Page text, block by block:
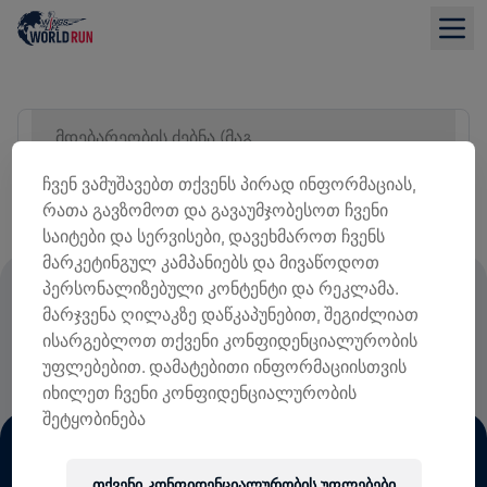
მდებარეობის ძებნა (მაგ. ქალაქი)
ᲡᲘᲘᲡ ᲜᲐᲮᲕᲐ
ᲡᲐᲠᲔᲒᲘᲡᲢᲠᲐᲪᲘᲝ ᲗᲐᲜᲮᲘᲡ 100% ᲖᲣᲠᲒᲘᲡ
ᲢᲕᲘᲜᲘᲡ ᲓᲐᲖᲘᲐᲜᲔᲑᲘᲡ ᲙᲕᲚᲔᲕᲐᲡ
ᲛᲝᲮᲛᲐᲠᲓᲔᲑᲐ
ჩვენ ვამუშავებთ თქვენს პირად ინფორმაციას,
რათა გავზომოთ და გავაუმჯობესოთ ჩვენი
საიტები და სერვისები, დავეხმაროთ ჩვენს
მარკეტინგულ კამპანიებს და მივაწოდოთ
პერსონალიზებული კონტენტი და რეკლამა.
მარჯვენა ღილაკზე დაწკაპუნებით, შეგიძლიათ
ისარგებლოთ თქვენი კონფიდენციალურობის
უფლებებით. დამატებითი ინფორმაციისთვის
იხილეთ ჩვენი კონფიდენციალურობის
შეტყობინება